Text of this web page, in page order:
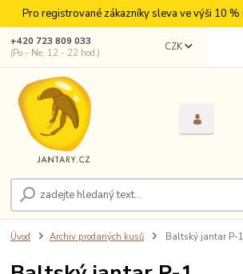
Pro registrované zákazníky sleva ve výši 10 %
CZK
+420 723 809 033
(Po - Ne, 12 - 22 hod.)
Úvod Archiv prodaných kusů Baltský jantar P-1